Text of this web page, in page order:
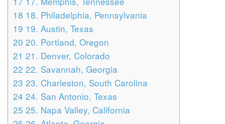
18 18. Philadelphia, Pennsylvania
19 19. Austin, Texas
20 20. Portland, Oregon
21 21. Denver, Colorado
22 22. Savannah, Georgia
23 23. Charleston, South Carolina
24 24. San Antonio, Texas
25 25. Napa Valley, California